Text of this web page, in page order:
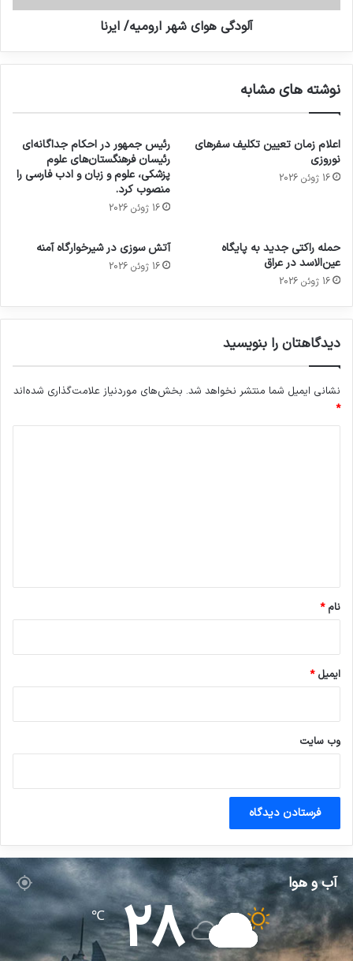
آلودگی هوای شهر ارومیه/ ایرنا
نوشته های مشابه
اعلام زمان تعیین تکلیف سفرهای
نوروزی
16 ژوئن 2026
رئیس جمهور در احکام جداگانه‌ای
رئیسان فرهنگستان‌های علوم
پزشکی، علوم و زبان و ادب فارسی را
منصوب کرد.
16 ژوئن 2026
حمله راکتی جدید به پایگاه
عین‌الاسد در عراق
16 ژوئن 2026
آتش سوزی در شیرخوارگاه آمنه
16 ژوئن 2026
دیدگاهتان را بنویسید
نشانی ایمیل شما منتشر نخواهد شد. بخش‌های موردنیاز علامت‌گذاری شده‌اند
*
نام*
ایمیل*
وب‌ سایت
آب و هوا
28
℃